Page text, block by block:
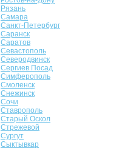
Рязань
Самара
Санкт-Петербург
Саранск
Саратов
Севастополь
Северодвинск
Сергиев Посад
Симферополь
Смоленск
Снежинск
Сочи
Ставрополь
Старый Оскол
Стрежевой
Сургут
Сыктывкар